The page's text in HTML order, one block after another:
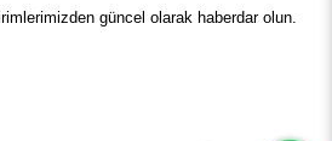
güncel olarak haberdar olun.